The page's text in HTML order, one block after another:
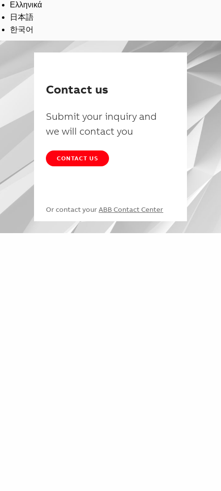
Ελληνικά
日本語
한국어
Contact us
Submit your inquiry and
we will contact you
CONTACT US
Or contact your ABB Contact Center